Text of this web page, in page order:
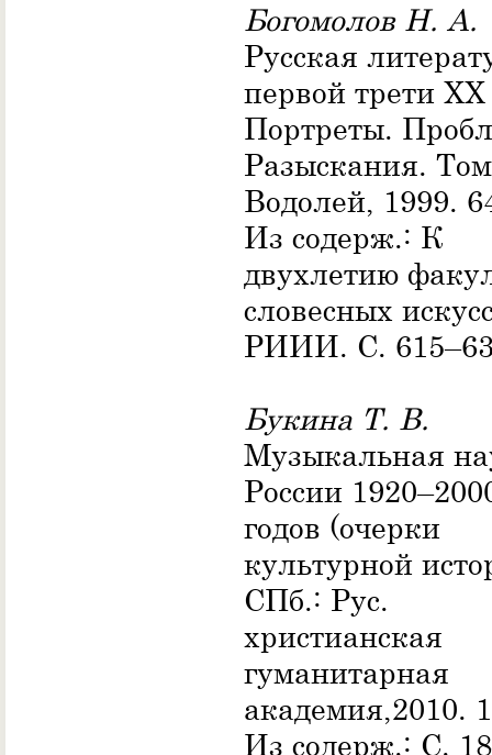
Богомолов Н. А.
Русская
первой трети ХХ
Портреты.
Разыскания.
Водолей, 1999.
Из содерж.: К
двухлетию
словесных
РИИИ. С.
Букина Т. В.
Музыкальная
России
годов (очерки
культурной
СПб.: Рус.
христианская
гуманитарная
академия,2010.
Из содерж.: С.